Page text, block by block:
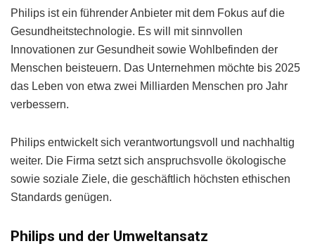
Philips ist ein führender Anbieter mit dem Fokus auf die
Gesundheitstechnologie. Es will mit sinnvollen
Innovationen zur Gesundheit sowie Wohlbefinden der
Menschen beisteuern. Das Unternehmen möchte bis 2025
das Leben von etwa zwei Milliarden Menschen pro Jahr
verbessern.
Philips entwickelt sich verantwortungsvoll und nachhaltig
weiter. Die Firma setzt sich anspruchsvolle ökologische
sowie soziale Ziele, die geschäftlich höchsten ethischen
Standards genügen.
Philips und der Umweltansatz